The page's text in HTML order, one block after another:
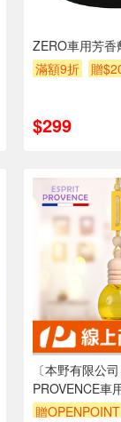
ZERO車用芳香
滿額9折
贈
$299
〔本野有限公
PROVENCE車
柔含羞草)10ml -
贈OPENPOINT